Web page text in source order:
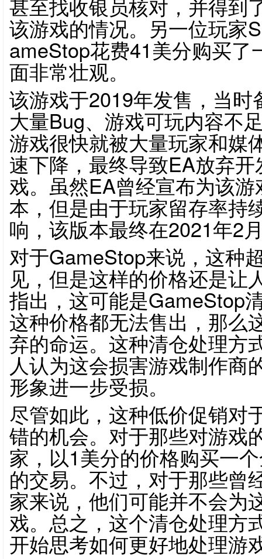
甚至找收银员核对，并得到
该游戏的情况。另一位玩家
ameStop花费41美分购买
面非常壮观。
该游戏于2019年发售，当
大量Bug、游戏可玩内容不
游戏很快就被大量玩家和媒
速下降，最终导致EA放弃
戏。虽然EA曾经宣布为该
本，但是由于玩家留存率持
响，该版本最终在2021年2
对于GameStop来说，这种
见，但是这样的价格还是让
指出，这可能是GameStop
这种价格都无法售出，那么
弃的命运。这种清仓处理方
人认为这会损害游戏制作商
形象进一步受损。
尽管如此，这种低价促销对
错的机会。对于那些对游戏
家，以1美分的价格购买一
的交易。不过，对于那些曾
家来说，他们可能并不会为
戏。总之，这个清仓处理方
开始思考如何更好地处理游